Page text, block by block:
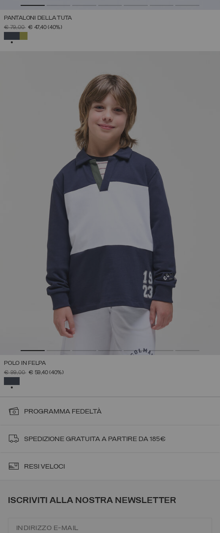
PANTALONI DELLA TUTA
PREZZO RIDOTTO DA
€ 79,00A€ 47,40(40%)
POLO IN FELPA
PREZZO RIDOTTO DA
€ 99,00A€ 59,40(40%)
PROGRAMMA FEDELTÀ
SPEDIZIONE GRATUITA A PARTIRE DA 185€
RESI VELOCI
ISCRIVITI ALLA NOSTRA NEWSLETTER